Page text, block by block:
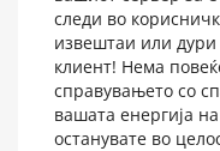
следи во
извештаи или
клиент! Нема
справувањето со
вашата енергија
останувате во